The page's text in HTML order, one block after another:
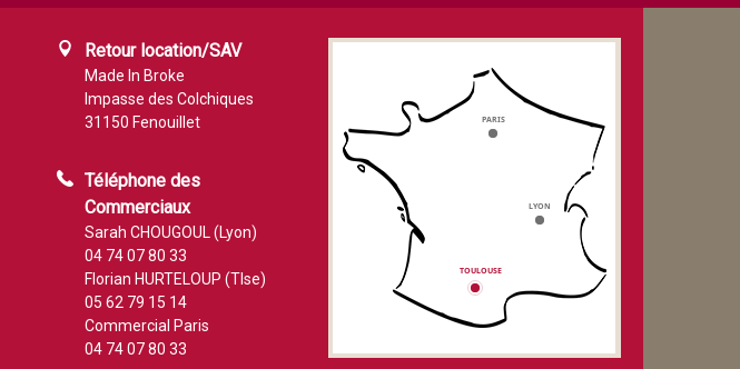
Retour location/SAV
Made In Broke
Impasse des Colchiques
31150 Fenouillet
Téléphone des
Commerciaux
Sarah CHOUGOUL (Lyon)
04 74 07 80 33
Florian HURTELOUP (Tlse)
05 62 79 15 14
Commercial Paris
04 74 07 80 33